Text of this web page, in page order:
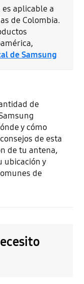
aplicable a
de Colombia.
de Samsung
de
y cómo
de esta
de tu antena,
ubicación y
de